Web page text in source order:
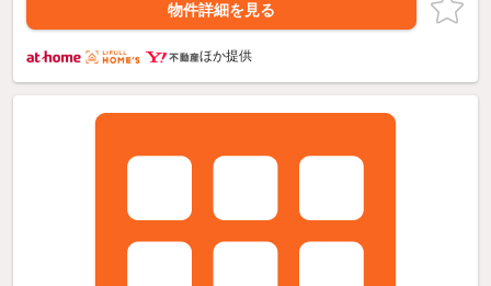
物件詳細を見る
ほか提供